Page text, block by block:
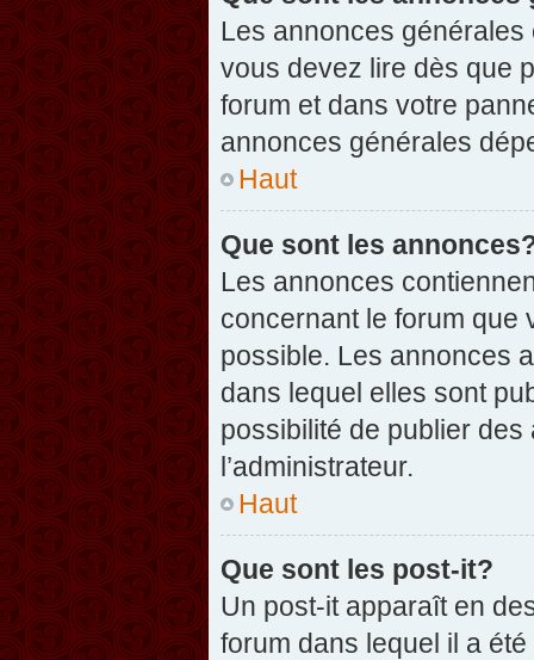
Les annonces
vous devez lire dès que
forum et dans votre
annonces générales
Haut
Que sont les
Les annonces
concernant le forum que
possible. Les annonces
dans lequel elles sont
possibilité de publier
l’administrateur.
Haut
Que sont les post-it?
Un post-it apparaît en
forum dans lequel il a